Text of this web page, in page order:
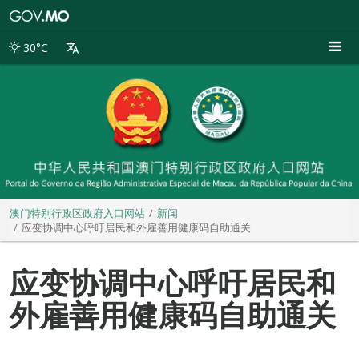
别
30°C
澳门特别行政区政府入口网站
新闻
应变协调中心呼吁居民和外雇善用健康码自助通关
应变协调中心呼吁居民和
外雇善用健康码自助通关